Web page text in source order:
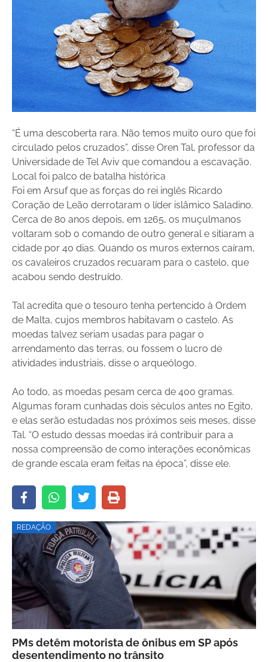
“É uma descoberta rara. Não temos muito ouro que foi
circulado pelos cruzados”, disse Oren Tal, professor da
Universidade de Tel Aviv que comandou a escavação.
Local foi palco de batalha histórica
Foi em Arsuf que as forças do rei inglês Ricardo
Coração de Leão derrotaram o líder islâmico Saladino.
Cerca de 80 anos depois, em 1265, os muçulmanos
voltaram sob o comando de outro general e sitiaram a
cidade por 40 dias. Quando os muros externos caíram,
os cavaleiros cruzados recuaram para o castelo, que
acabou sendo destruído.
Tal acredita que o tesouro tenha pertencido à Ordem
de Malta, cujos membros habitavam o castelo. As
moedas talvez seriam usadas para pagar o
arrendamento das terras, ou fossem o lucro de
atividades industriais, disse o arqueólogo.
Ao todo, as moedas pesam cerca de 400 gramas.
Algumas foram cunhadas dois séculos antes no Egito,
e elas serão estudadas nos próximos seis meses, disse
Tal. “O estudo dessas moedas irá contribuir para a
nossa compreensão de como interações econômicas
de grande escala eram feitas na época”, disse ele.
REDAÇÃO
PMs detêm motorista de ônibus em SP após
desentendimento no trânsito